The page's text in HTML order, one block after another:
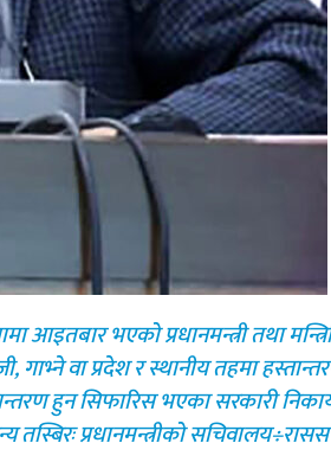
भएको प्रधानमन्त्री तथा
वा प्रदेश र स्थानीय तहमा
हुन सिफारिस भएका सरकारी
प्रधानमन्त्रीको सचिवालय÷रासस